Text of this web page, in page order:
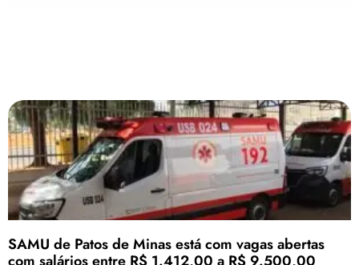
SAMU de Patos de Minas está com vagas abertas